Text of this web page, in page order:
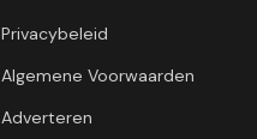
Privacybeleid
Algemene Voorwaarden
Adverteren